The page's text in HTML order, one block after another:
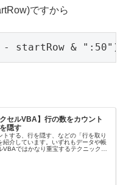
ですから
セルVBA】行の数をカウント
隠す
トする、行を隠す、などの「行を取り
紹介しています。いずれもデータや帳
VBAではかなり重宝するテクニックで